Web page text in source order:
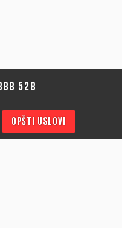
528
Opšti uslovi